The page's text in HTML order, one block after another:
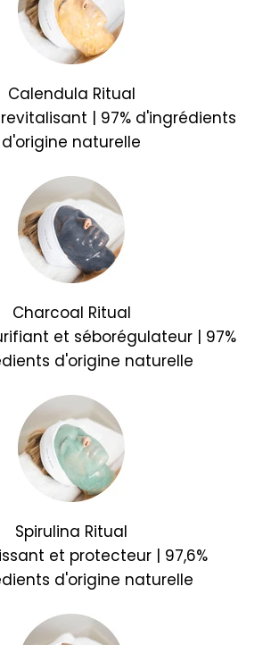
Calendula Ritual
| 97% d'ingrédients
d'origine naturelle
Charcoal Ritual
et séborégulateur | 97%
d'origine naturelle
Spirulina Ritual
et protecteur | 97,6%
d'origine naturelle